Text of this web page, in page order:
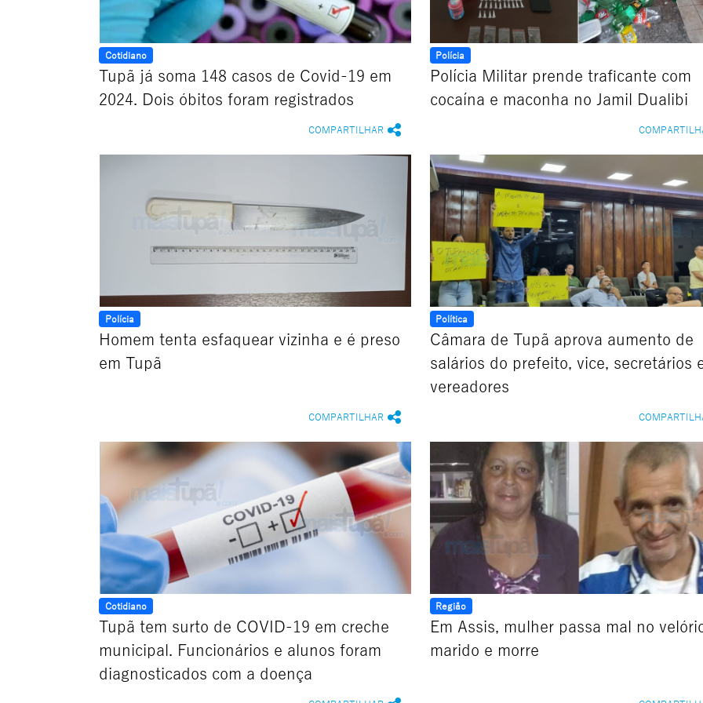
Cotidiano
Tupã já soma 148 casos de Covid-19 em
2024. Dois óbitos foram registrados
COMPARTILHAR
Polícia
Polícia Militar prende traficante com
cocaína e maconha no Jamil Dualibi
Polícia
Homem tenta esfaquear vizinha e é preso
em Tupã
COMPARTILHAR
Política
Câmara de Tupã aprova aumento de
salários do prefeito, vice, secretários
vereadores
Cotidiano
Tupã tem surto de COVID-19 em creche
municipal. Funcionários e alunos foram
diagnosticados com a doença
Região
Em Assis, mulher passa mal no
marido e morre